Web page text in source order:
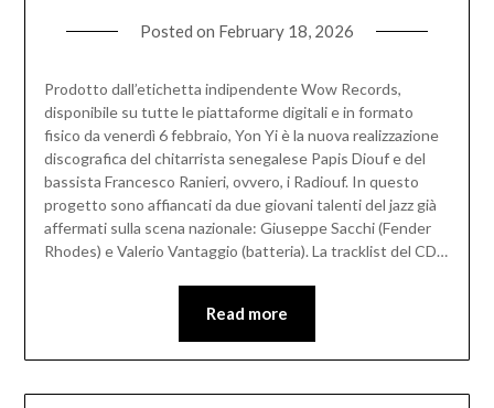
Posted on February 18, 2026
Prodotto dall’etichetta indipendente Wow Records,
disponibile su tutte le piattaforme digitali e in formato
fisico da venerdì 6 febbraio, Yon Yi è la nuova realizzazione
discografica del chitarrista senegalese Papis Diouf e del
bassista Francesco Ranieri, ovvero, i Radiouf. In questo
progetto sono affiancati da due giovani talenti del jazz già
affermati sulla scena nazionale: Giuseppe Sacchi (Fender
Rhodes) e Valerio Vantaggio (batteria). La tracklist del CD…
Read more